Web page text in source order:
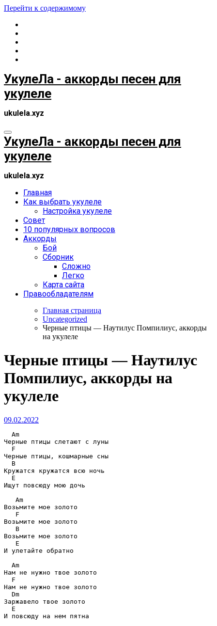
Перейти к содержимому
УкулеЛа - аккорды песен для
укулеле
ukulela.xyz
УкулеЛа - аккорды песен для
укулеле
ukulela.xyz
Главная
Как выбрать укулеле
Настройка укулеле
Совет
10 популярных вопросов
Аккорды
Бой
Сборник
Сложно
Легко
Карта сайта
Правообладателям
Главная страница
Uncategorized
Черные птицы — Наутилус Помпилиус, аккорды
на укулеле
Черные птицы — Наутилус
Помпилиус, аккорды на
укулеле
09.02.2022
Am
Черные птицы слетают с луны
F
Черные птицы, кошмарные сны
B
Кружатся кружатся всю ночь
E
Ищут повсюду мою дочь
Am
Возьмите мое золото
F
Возьмите мое золото
B
Возьмите мое золото
E
И улетайте обратно
Am
Нам не нужно твое золото
F
Нам не нужно твое золото
Dm
Заржавело твое золото
E
И повсюду на нем пятна